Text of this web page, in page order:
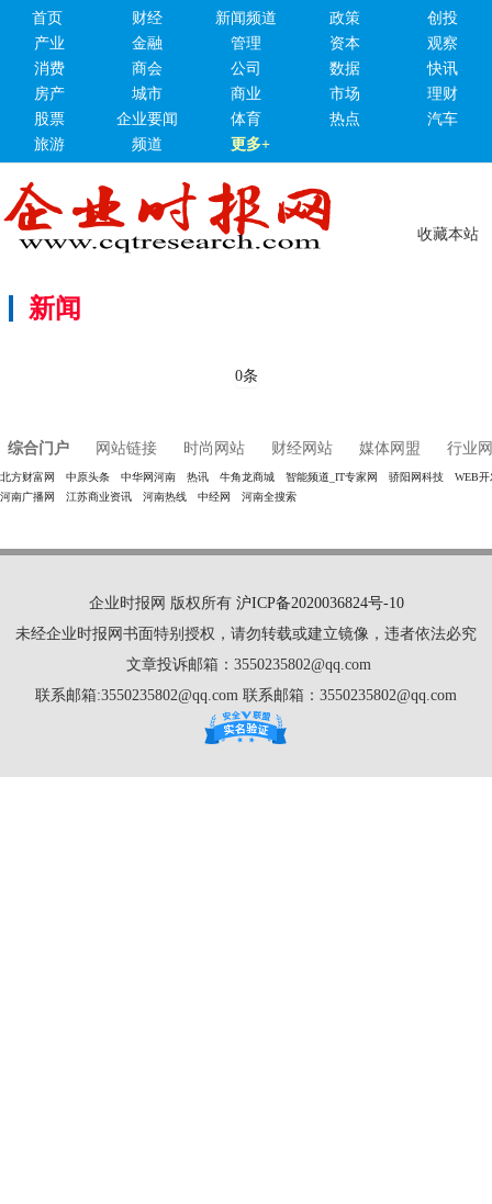
首页 财经 新闻频道 政策
创投
产业
金融 管理 资本
观察
消费
商会 公司 数据
快讯
房产
城市 商业 市场
理财
股票
企业要闻 体育 热点
汽车
旅游
频道 更多+
收藏本站
新闻
0条
综合门户 网站链接 时尚网站 财经网站 媒体网盟 行业
北方财富网 中原头条 中华网河南 热讯 牛角龙商城 智能频道_IT专家网 骄阳网科技
WEB开
河南广播网
江苏商业资讯 河南热线 中经网 河南全搜索
企业时报网 版权所有 沪ICP备2020036824号-10
未经企业时报网书面特别授权，请勿转载或建立镜像，违者依法必究
文章投诉邮箱：3550235802@qq.com
联系邮箱:3550235802@qq.com 联系邮箱：3550235802@qq.com